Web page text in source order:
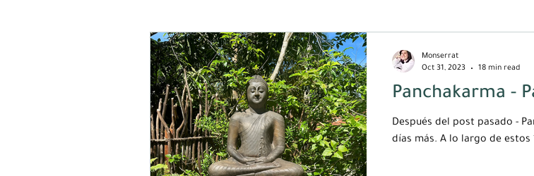
Panchakarma -
Después del post pasado -
días más. A lo largo de
Monserrat
Oct 31, 2023
18 min read